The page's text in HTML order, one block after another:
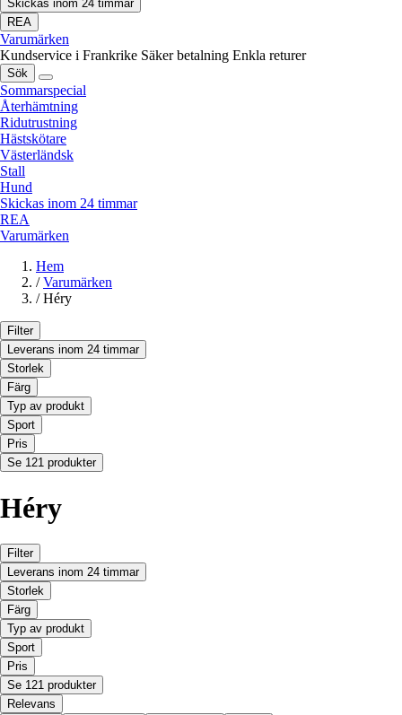
Skickas inom 24 timmar
REA
Varumärken
Kundservice i Frankrike Säker betalning Enkla returer
Sök
Sommarspecial
Återhämtning
Ridutrustning
Hästskötare
Västerländsk
Stall
Hund
Skickas inom 24 timmar
REA
Varumärken
Hem
/ Varumärken
/ Héry
Filter
Leverans inom 24 timmar
Storlek
Färg
Typ av produkt
Sport
Pris
Se 121 produkter
Héry
Filter
Leverans inom 24 timmar
Storlek
Färg
Typ av produkt
Sport
Pris
Se 121 produkter
Relevans